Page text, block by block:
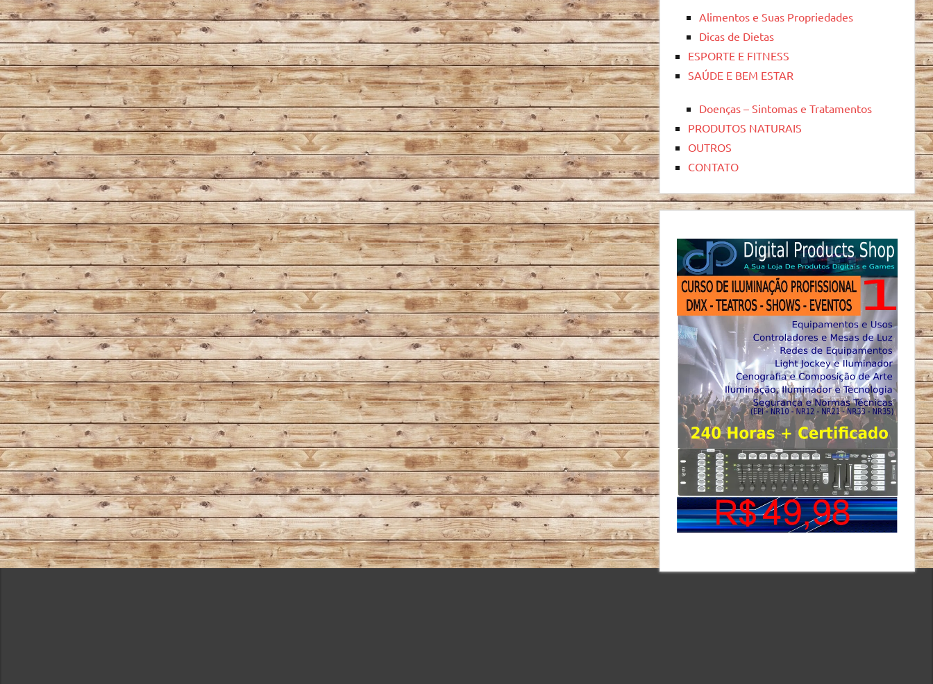
Alimentos e Suas Propriedades
Dicas de Dietas
ESPORTE E FITNESS
SAÚDE E BEM ESTAR
Doenças – Sintomas e Tratamentos
PRODUTOS NATURAIS
OUTROS
CONTATO